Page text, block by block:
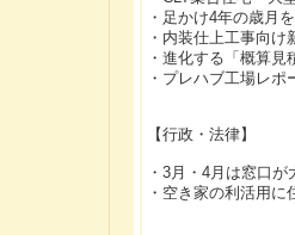
・足かけ4年の歳月
・内装仕上工事向
・進化する「概算
・プレハブ工場レ
【行政・法律】
・3月・4月は窓口
・空き家の利活用